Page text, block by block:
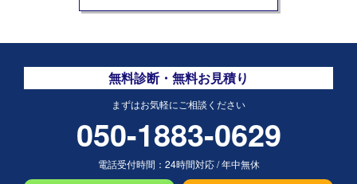
無料診断・無料お見積り
まずはお気軽にご相談ください
050-1883-0629
電話受付時間： 24時間対応/年中無休